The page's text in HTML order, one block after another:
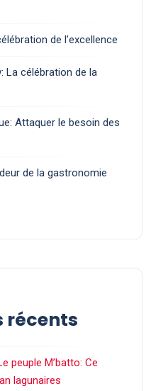
de l’excellence
La célébration de la
Attaquer le besoin des
de la gastronomie
récents
peuple M’batto: Ce
lagunaires